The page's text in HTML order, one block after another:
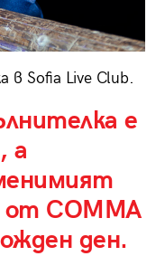
в Sofia Live Club.
е
а
от COMMA
ден.